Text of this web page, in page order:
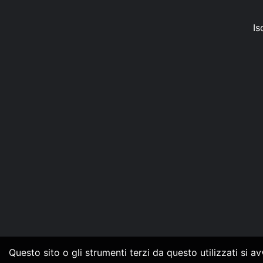
Questo sito o gli strumenti terzi da questo utilizzati si